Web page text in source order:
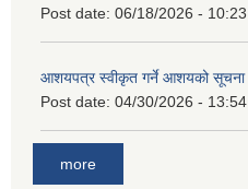
Post date: 06/18/2026 - 10:23
आशयपत्र स्वीकृत गर्ने आशयको सूचना
Post date: 04/30/2026 - 13:54
more